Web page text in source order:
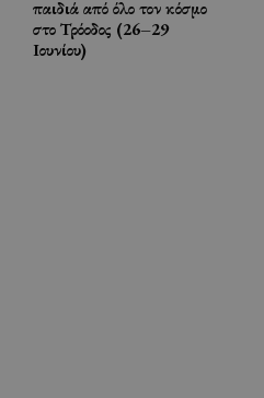
παιδιά από όλο τον κόσμο
στο Τρόοδος (26–29
Ιουνίου)